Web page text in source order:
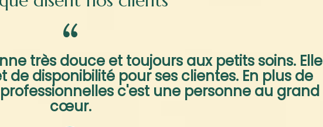
très douce et toujours aux petits soins. Elle
de disponibilité pour ses clientes. En plus de
c'est une personne au grand
cœur.